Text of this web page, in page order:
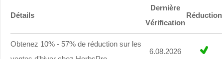
Détails
Dernière
Vérification
Réduction
Obtenez 10% - 57% de réduction sur les
6.08.2026